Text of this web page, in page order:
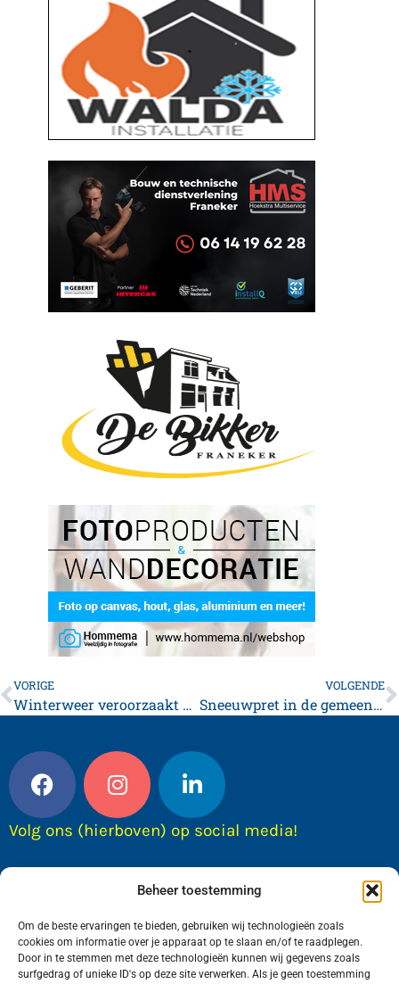
Beheer toestemming
Om de beste ervaringen te bieden, gebruiken wij technologieën zoals
cookies om informatie over je apparaat op te slaan en/of te raadplegen.
Door in te stemmen met deze technologieën kunnen wij gegevens zoals
surfgedrag of unieke ID's op deze site verwerken. Als je geen toestemming
VORIGE
Winterweer veroorzaakt gladheid en verstoringen, voorzichtigheid op de weg noodzakelijk
VOLGENDE
Sneeuwpret in de gemeente Waadhoeke
Volg ons (hierboven) op social media!